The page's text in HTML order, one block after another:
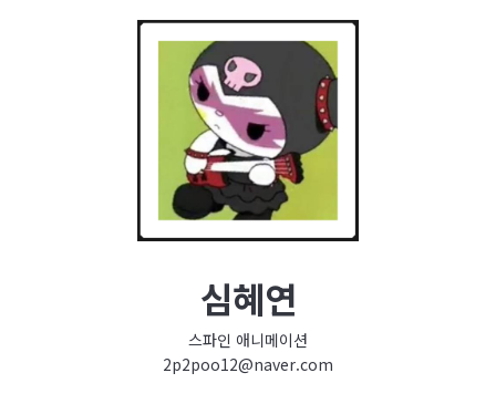
심혜연
스파인 애니메이션
2p2poo12@naver.com